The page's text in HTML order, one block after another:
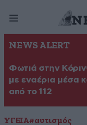
NEWS ALERT
Φωτιά στην
με εναέρια μέσα
από το 112
ΥΓΕΙΑ#αυτισμός